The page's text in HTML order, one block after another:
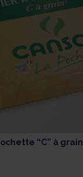
“C” à grain